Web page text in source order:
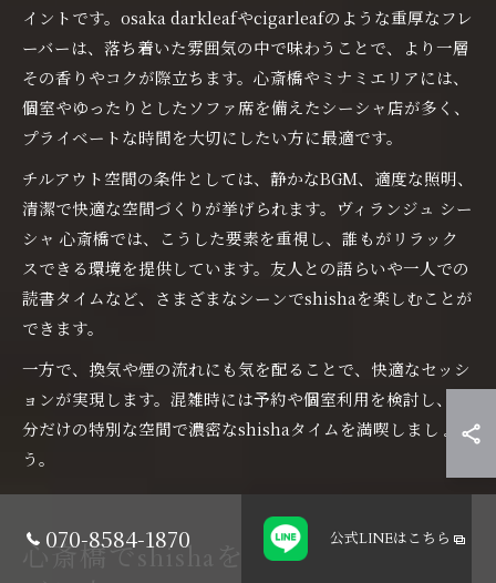
イントです。osaka darkleafやcigarleafのような重厚なフレ
ーバーは、落ち着いた雰囲気の中で味わうことで、より一層
その香りやコクが際立ちます。心斎橋やミナミエリアには、
個室やゆったりとしたソファ席を備えたシーシャ店が多く、
プライベートな時間を大切にしたい方に最適です。
チルアウト空間の条件としては、静かなBGM、適度な照明、
清潔で快適な空間づくりが挙げられます。ヴィランジュ シー
シャ 心斎橋では、こうした要素を重視し、誰もがリラック
スできる環境を提供しています。友人との語らいや一人での
読書タイムなど、さまざまなシーンでshishaを楽しむことが
できます。
一方で、換気や煙の流れにも気を配ることで、快適なセッシ
ョンが実現します。混雑時には予約や個室利用を検討し、自
分だけの特別な空間で濃密なshishaタイムを満喫しましょ
う。
心斎橋でshishaを極める大人の過
070-8584-1870 公式LINEはこちら